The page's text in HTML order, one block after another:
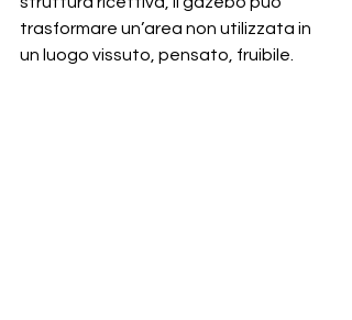
trasformare un’area non utilizzata in
un luogo vissuto, pensato, fruibile.